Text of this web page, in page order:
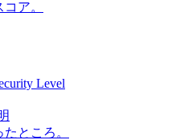
ア。
Level
ところ。